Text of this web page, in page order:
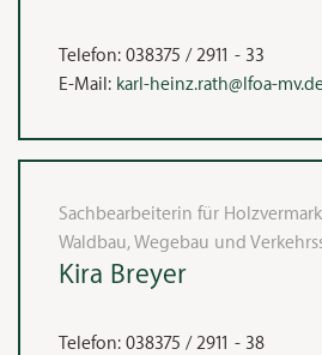
Telefon: 038375 / 2911 - 33
E-Mail: karl-heinz.rath@lfoa-
Sachbearbeiterin für
Waldbau, Wegebau und
Kira Breyer
Telefon: 038375 / 2911 - 38